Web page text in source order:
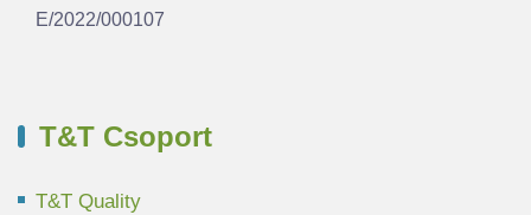
E/2022/000107
T&T Csoport
T&T Quality